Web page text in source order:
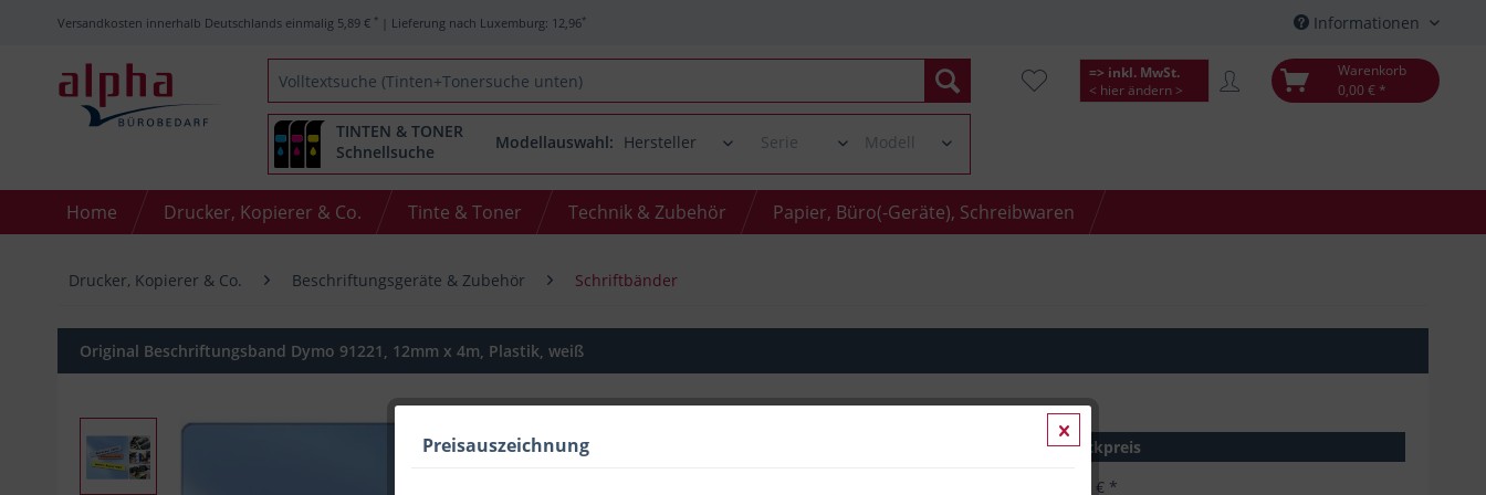
Versandkosten innerhalb Deutschlands einmalig 5,89 € * | Lieferung nach Luxemburg: 12,96* Informationen
=> inkl. MwSt.
< hier ändern >
Warenkorb
0,00 € *
TINTEN & TONER
Schnellsuche
Modellauswahl:
Home Drucker, Kopierer & Co. Tinte & Toner Technik & Zubehör Papier, Büro(-Geräte), Schreibwaren
Drucker, Kopierer & Co. Beschriftungsgeräte & Zubehör Schriftbänder
Original Beschriftungsband Dymo 91221, 12mm x 4m, Plastik, weiß
Stückpreis
6,16 € *
Preisauszeichnung